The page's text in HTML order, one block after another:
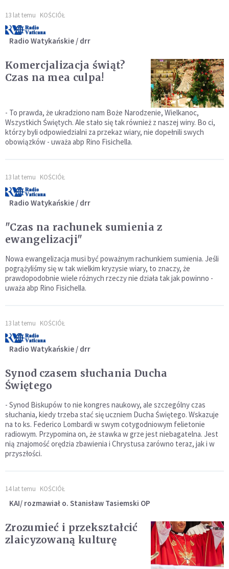
13 lat temu KOŚCIÓŁ
Radio Watykańskie / drr
Komercjalizacja świąt?
Czas na mea culpa!
- To prawda, że ukradziono nam Boże Narodzenie, Wielkanoc,
Wszystkich Świętych. Ale stało się tak również z naszej winy. Bo ci,
którzy byli odpowiedzialni za przekaz wiary, nie dopełnili swych
obowiązków - uważa abp Rino Fisichella.
13 lat temu KOŚCIÓŁ
Radio Watykańskie / drr
"Czas na rachunek sumienia z
ewangelizacji"
Nowa ewangelizacja musi być poważnym rachunkiem sumienia. Jeśli
pogrążyliśmy się w tak wielkim kryzysie wiary, to znaczy, że
prawdopodobnie wiele różnych rzeczy nie działa tak jak powinno -
uważa abp Rino Fisichella.
13 lat temu KOŚCIÓŁ
Radio Watykańskie / drr
Synod czasem słuchania Ducha
Świętego
- Synod Biskupów to nie kongres naukowy, ale szczególny czas
słuchania, kiedy trzeba stać się uczniem Ducha Świętego. Wskazuje
na to ks. Federico Lombardi w swym cotygodniowym felietonie
radiowym. Przypomina on, że stawka w grze jest niebagatelna. Jest
nią znajomość orędzia zbawienia i Chrystusa zarówno teraz, jak i w
przyszłości.
14 lat temu KOŚCIÓŁ
KAI/ rozmawiał o. Stanisław Tasiemski OP
Zrozumieć i przekształcić
zlaicyzowaną kulturę